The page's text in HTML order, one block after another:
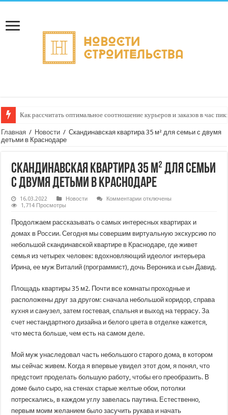
Как рассчитать оптимальное соотношение курьеров и заказов в час
Главная / Новости / Скандинавская квартира 35 м² для семьи с двумя
детьми в Краснодаре
Скандинавская квартира 35 м² для семьи
с двумя детьми в Краснодаре
16.03.2022 Новости Комментариик
35
м²
для
семьи
двумя
детьми
в
отключены
1,714 Просмотры
Продолжаем рассказывать о самых интересных квартирах и
домах в России. Сегодня мы совершим виртуальную экскурсию по
небольшой скандинавской квартире в Краснодаре, где живет
семья из четырех человек: вдохновляющий идеолог интерьера
Ирина, ее муж Виталий (программист), дочь Вероника и сын Давид.
Площадь квартиры 35 м2. Почти все комнаты проходные и
расположены друг за другом: сначала небольшой коридор, справа
кухня и санузел, затем гостевая, спальня и выход на террасу. За
счет нестандартного дизайна и белого цвета в отделке кажется,
что места больше, чем есть на самом деле.
Мой муж унаследовал часть небольшого старого дома, в котором
мы сейчас живем. Когда я впервые увидел этот дом, я понял, что
предстоит проделать большую работу, чтобы его преобразить. В
доме было сыро, на стенах старые желтые обои, потолки
потрескались, в каждом углу завелась паутина. Естественно,
первым моим желанием было засучить рукава и начать